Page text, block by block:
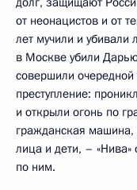
от неонацистов и от
лет мучили и убивали
в Москве убили Дарью
совершили очередной
преступление:
и открыли огонь по
гражданская машина,
лица и дети, –
по ним.